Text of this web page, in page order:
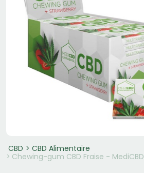
CBD
CBD Alimentaire
Chewing-gum CBD Fraise - MediCBD